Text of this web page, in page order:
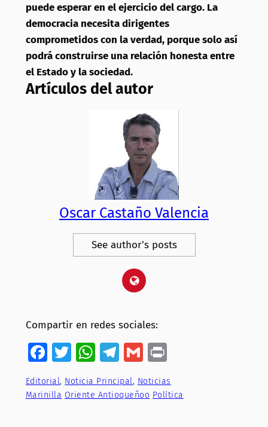
puede esperar en el ejercicio del cargo. La
democracia necesita dirigentes
comprometidos con la verdad, porque solo así
podrá construirse una relación honesta entre
el Estado y la sociedad.
Artículos del autor
Oscar Castaño Valencia
See author's posts
Compartir en redes sociales:
Facebook
Twitter
WhatsApp
Telegram
GmailPrint
Editorial, Noticia Principal, Noticias
Marinilla Oriente Antioqueñoo Política